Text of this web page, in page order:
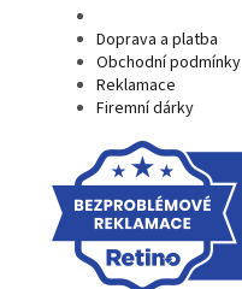
Doprava a platba
Obchodní podmínky
Reklamace
Firemní dárky